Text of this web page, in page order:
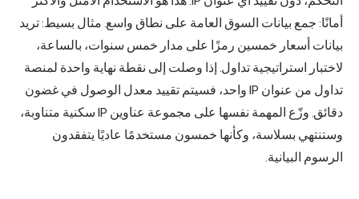
أمانًا: جمع بيانات السوق العامة على نطاق واسع. مثال بسيط: تريد
بيانات أسعار خمسين رمزًا على مدار خمس سنوات، بالساعة،
لاختبار استراتيجية تداول. إذا وصلت إلى نقطة نهاية واحدة لمنصة
تداول من عنوان IP واحد، فسيتم تقييد معدل الوصول في غضون
دقائق. وزّع المهمة نفسها على مجموعة عناوين IP سكنية متناوبة،
وستنتهي بسلاسة، وكأنها خمسون مستخدمًا عاديًا يتفقدون
الرسوم البيانية.